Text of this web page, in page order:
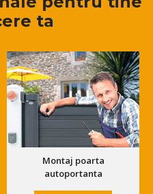
ta
Montaj poarta
autoportanta